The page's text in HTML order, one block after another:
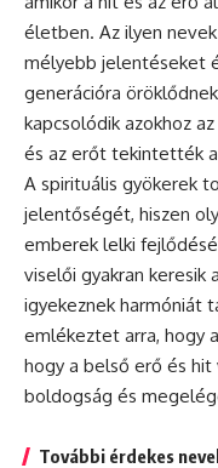
életben. Az ilyen
mélyebb jelentéseket
generációra
kapcsolódik azokhoz
és az erőt tekintették
A spirituális gyökerek
jelentőségét, hiszen
emberek lelki
viselői gyakran keresik
igyekeznek harmóniát
emlékeztet arra, hogy
hogy a belső erő és
boldogság és
További érdekes